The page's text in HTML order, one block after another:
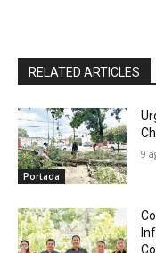
RELATED ARTICLES
Portada
9